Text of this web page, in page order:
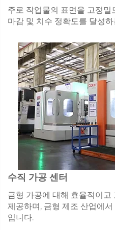
주로 작업물의 표면을 고정
마감 및 치수 정확도를 달성
수직 가공 센터
금형 가공에 대해 효율적이
제공하며, 금형 제조 산업에
입니다.